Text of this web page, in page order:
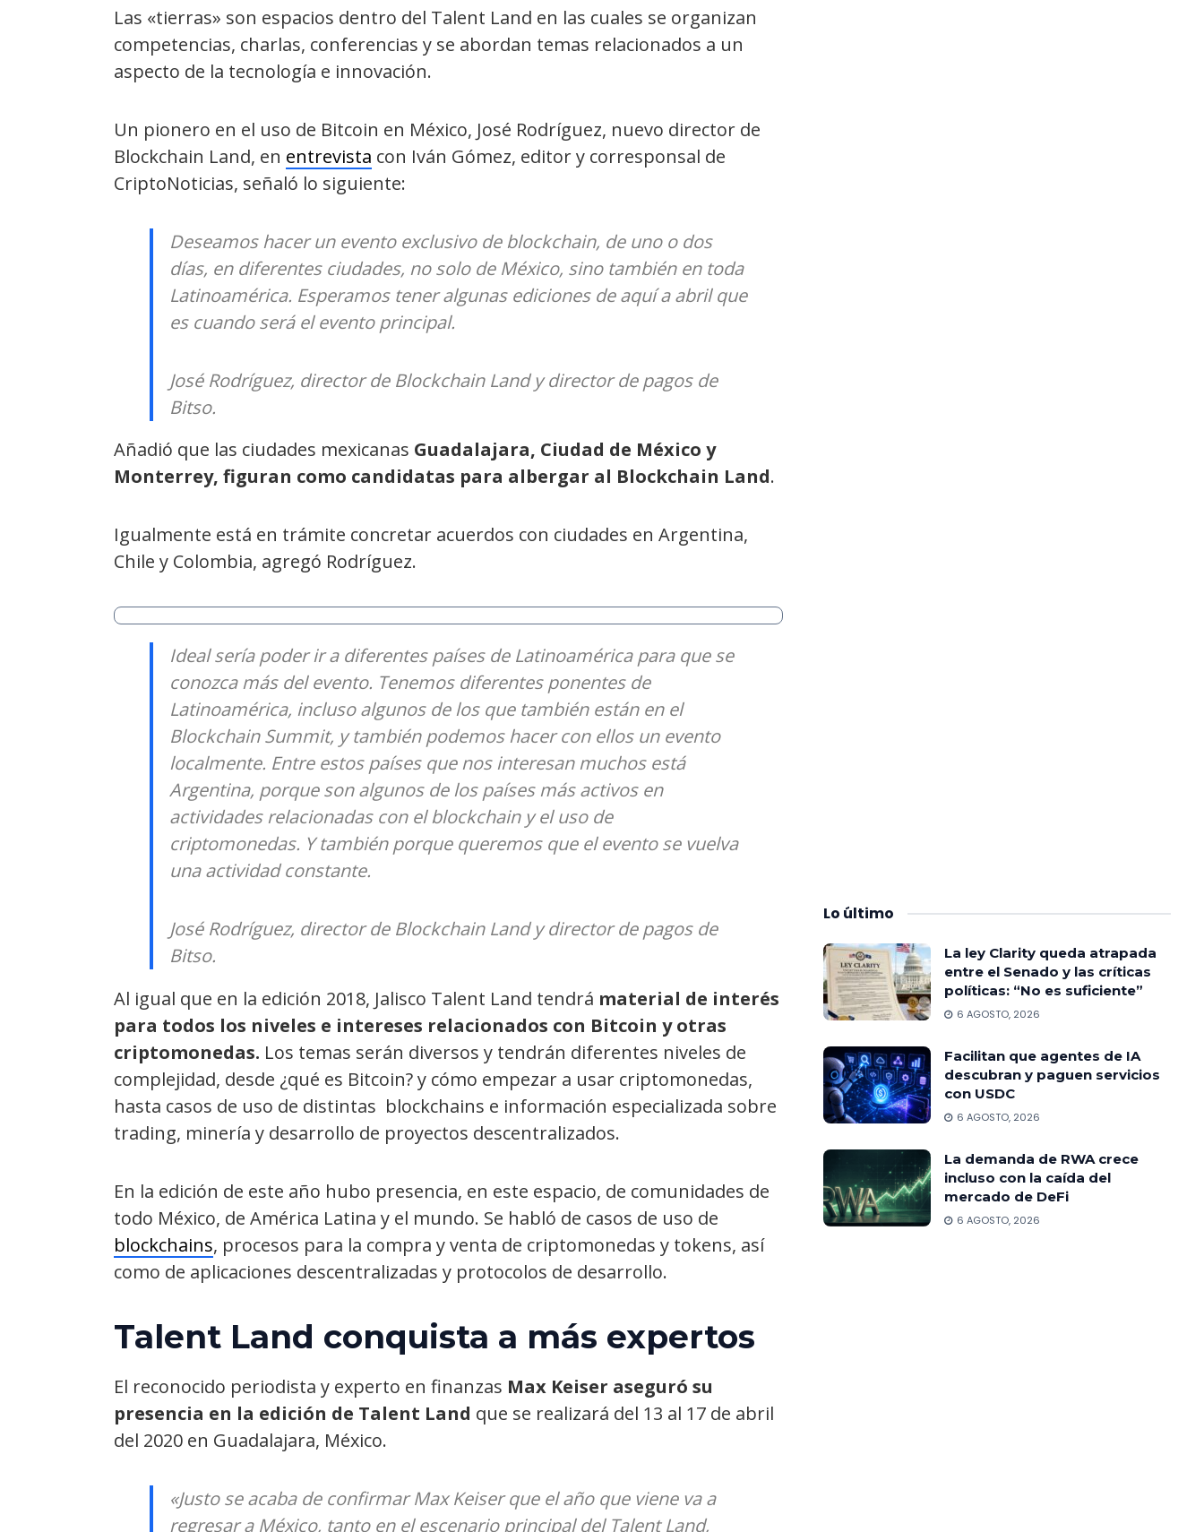
Las «tierras» son espacios dentro del Talent Land en las cuales se organizan
competencias, charlas, conferencias y se abordan temas relacionados a un
aspecto de la tecnología e innovación.
Un pionero en el uso de Bitcoin en México, José Rodríguez, nuevo director de
Blockchain Land, en entrevista con Iván Gómez, editor y corresponsal de
CriptoNoticias, señaló lo siguiente:
Deseamos hacer un evento exclusivo de blockchain, de uno o dos
días, en diferentes ciudades, no solo de México, sino también en toda
Latinoamérica. Esperamos tener algunas ediciones de aquí a abril que
es cuando será el evento principal.
José Rodríguez, director de Blockchain Land y director de pagos de
Bitso.
Añadió que las ciudades mexicanas Guadalajara, Ciudad de México y
Monterrey, figuran como candidatas para albergar al Blockchain Land.
Igualmente está en trámite concretar acuerdos con ciudades en Argentina,
Chile y Colombia, agregó Rodríguez.
Ideal sería poder ir a diferentes países de Latinoamérica para que se
conozca más del evento. Tenemos diferentes ponentes de
Latinoamérica, incluso algunos de los que también están en el
Blockchain Summit, y también podemos hacer con ellos un evento
localmente. Entre estos países que nos interesan muchos está
Argentina, porque son algunos de los países más activos en
actividades relacionadas con el blockchain y el uso de
criptomonedas. Y también porque queremos que el evento se vuelva
una actividad constante.
José Rodríguez, director de Blockchain Land y director de pagos de
Bitso.
Al igual que en la edición 2018, Jalisco Talent Land tendrá material de interés
para todos los niveles e intereses relacionados con Bitcoin y otras
criptomonedas. Los temas serán diversos y tendrán diferentes niveles de
complejidad, desde ¿qué es Bitcoin? y cómo empezar a usar criptomonedas,
hasta casos de uso de distintas blockchains e información especializada sobre
trading, minería y desarrollo de proyectos descentralizados.
En la edición de este año hubo presencia, en este espacio, de comunidades de
todo México, de América Latina y el mundo. Se habló de casos de uso de
blockchains, procesos para la compra y venta de criptomonedas y tokens, así
como de aplicaciones descentralizadas y protocolos de desarrollo.
Talent Land conquista a más expertos
El reconocido periodista y experto en finanzas Max Keiser aseguró su
presencia en la edición de Talent Land que se realizará del 13 al 17 de abril
del 2020 en Guadalajara, México.
«Justo se acaba de confirmar Max Keiser que el año que viene va a
regresar a México, tanto en el escenario principal del Talent Land,
Lo último
La ley Clarity queda atrapada
entre el Senado y las críticas
políticas: “No es suficiente”
6 AGOSTO, 2026
Facilitan que agentes de IA
descubran y paguen servicios
con USDC
6 AGOSTO, 2026
La demanda de RWA crece
incluso con la caída del
mercado de DeFi
6 AGOSTO, 2026